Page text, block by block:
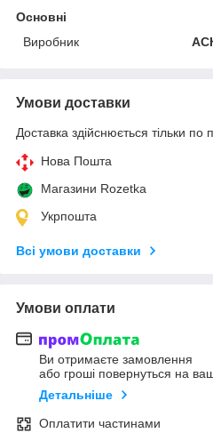
Основні
Виробник
Умови доставки
Доставка здійснюється тільки по
Нова Пошта
Магазини Rozetka
Укрпошта
Всі умови доставки
Умови оплати
Ви отримаєте замовлення
або гроші повернуться на
Детальніше
Оплатити частинами